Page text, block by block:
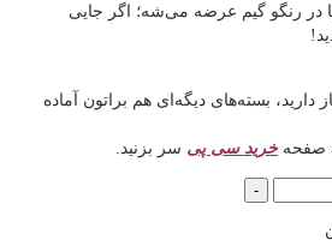
در رنگو گیم عرضه می‌شه؛ اگر جایی
دارید، بسته‌های دیگه‌ای هم براتون آماده
صفحهخرید سی پی سر بزنید.
-